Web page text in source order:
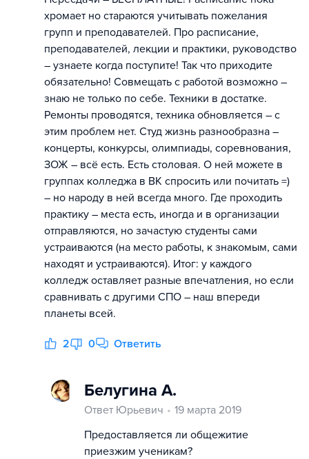
хромает но стараются учитывать пожелания
групп и преподавателей. Про расписание,
преподавателей, лекции и практики, руководство
– узнаете когда поступите! Так что приходите
обязательно! Совмещать с работой возможно –
знаю не только по себе. Техники в достатке.
Ремонты проводятся, техника обновляется – с
этим проблем нет. Студ жизнь разнообразна –
концерты, конкурсы, олимпиады, соревнования,
ЗОЖ – всё есть. Есть столовая. О ней можете в
группах колледжа в ВК спросить или почитать =)
– но народу в ней всегда много. Где проходить
практику – места есть, иногда и в организации
отправляются, но зачастую студенты сами
устраиваются (на место работы, к знакомым, сами
находят и устраиваются). Итог: у каждого
колледж оставляет разные впечатления, но если
сравнивать с другими СПО – наш впереди
планеты всей.
2 0 Ответить
Белугина А.
Ответ Юрьевич
19 марта 2019
Предоставляется ли общежитие
приезжим ученикам?